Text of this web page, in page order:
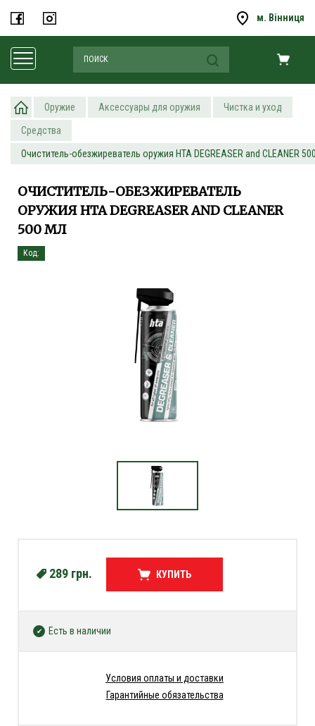
м. Вінниця
Оружие Аксессуары для оружия Чистка и уход
Средства
Очиститель-обезжиреватель оружия HTA DEGREASER and CLEANER
ОЧИСТИТЕЛЬ-ОБЕЗЖИРЕВАТЕЛЬ
ОРУЖИЯ HTA DEGREASER AND CLEANER
500 МЛ
Код:
289 грн. КУПИТЬ
Есть в наличии
Условия оплаты и доставки
Гарантийные обязательства